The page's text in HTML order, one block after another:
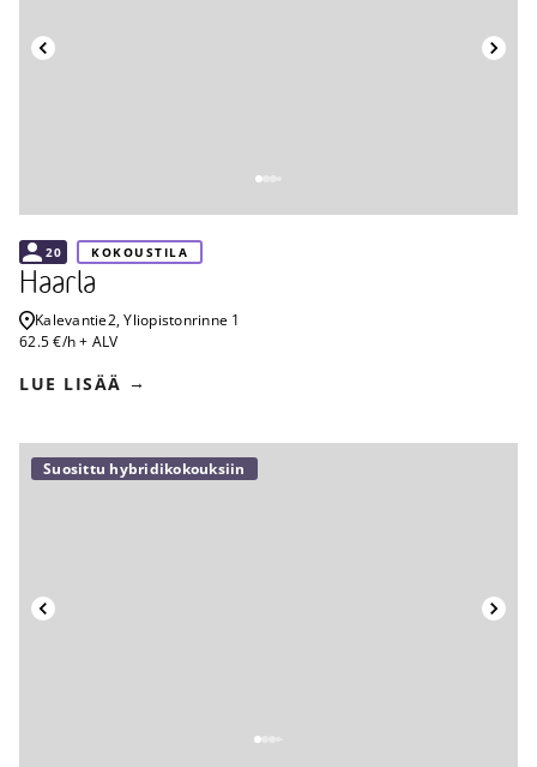
20 KOKOUSTILA
Haarla
Kalevantie2, Yliopistonrinne 1
62.5 €/h + ALV
LUE LISÄÄ
Suosittu hybridikokouksiin